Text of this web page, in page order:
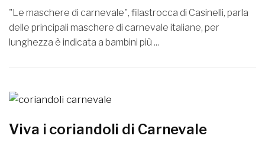
"Le maschere di carnevale", filastrocca di Casinelli, parla
delle principali maschere di carnevale italiane, per
lunghezza è indicata a bambini più ...
Viva i coriandoli di Carnevale